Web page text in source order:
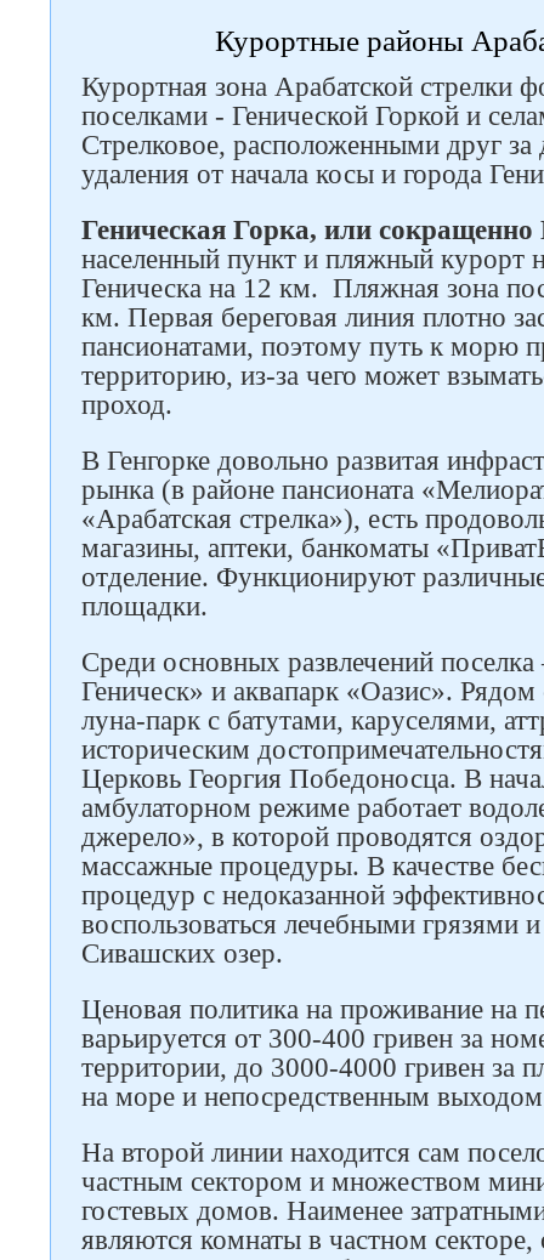
Курортные районы
Курортная зона Арабатской стрелки
поселками - Генической Горкой и
Стрелковое, расположенными друг за
удаления от начала косы и города
Геническая Горка, или сокращенно
населенный пункт и пляжный курорт
Геническа на 12 км. Пляжная зона
км. Первая береговая линия плотно
пансионатами, поэтому путь к морю
территорию, из-за чего может
проход.
В Генгорке довольно развитая
рынка (в районе пансионата
«Арабатская стрелка»), есть
магазины, аптеки, банкоматы
отделение. Функционируют
площадки.
Среди основных развлечений
Геническ» и аквапарк «Оазис».
луна-парк с батутами, каруселями,
историческим
Церковь Георгия Победоносца. В
амбулаторном режиме работает
джерело», в которой проводятся
массажные процедуры. В качестве
процедур с недоказанной
воспользоваться лечебными грязями
Сивашских озер.
Ценовая политика на проживание на
варьируется от 300-400 гривен за
территории, до 3000-4000 гривен за
на море и непосредственным
На второй линии находится сам
частным сектором и множеством
гостевых домов. Наименее
являются комнаты в частном
Следите за нами в соцсетях